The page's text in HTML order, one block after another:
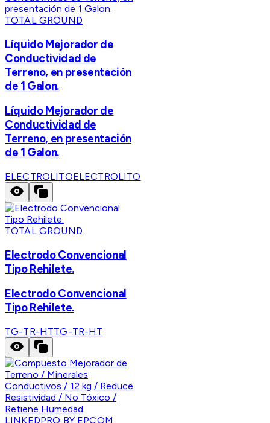
TOTAL GROUND
Líquido Mejorador de
Conductividad de
Terreno, en presentación
de 1 Galon.
Líquido Mejorador de
Conductividad de
Terreno, en presentación
de 1 Galon.
ELECTROLITOELECTROLITO
TOTAL GROUND
Electrodo Convencional
Tipo Rehilete.
Electrodo Convencional
Tipo Rehilete.
TG-TR-HTTG-TR-HT
LINKEDPRO BY EPCOM